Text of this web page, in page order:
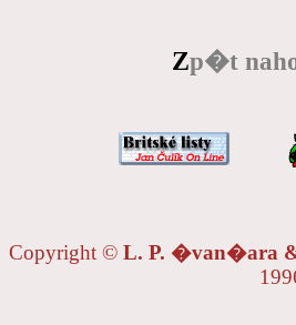
Zp�t
Copyright © L. P. �van�ara